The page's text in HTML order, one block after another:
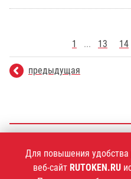
предыдущая
1 ... 13 14
+7 (495)
Для повышения
веб-сайт RUTOKEN.RU